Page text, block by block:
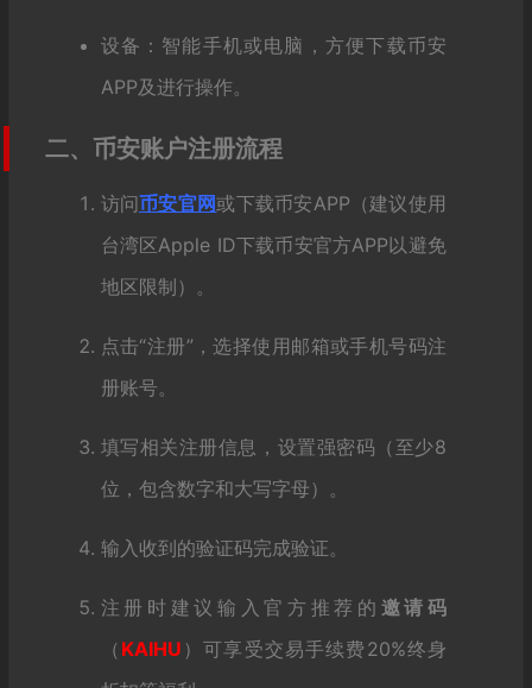
设备：智能手机或电脑，方便下载币安
APP及进行操作。
二、币安账户注册流程
访问币安官网或下载币安APP（建议使用
台湾区Apple ID下载币安官方APP以避免
地区限制）。
点击“注册”，选择使用邮箱或手机号码注
册账号。
填写相关注册信息，设置强密码（至少8
位，包含数字和大写字母）。
输入收到的验证码完成验证。
注册时建议输入官方推荐的 邀请码
（ KAIHU ）可享受交易手续费20%终身